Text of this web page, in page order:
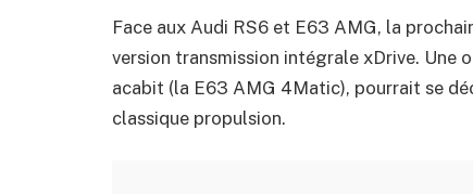
Face aux Audi RS6 et E63 AMG, la
version transmission intégrale xDrive. Une
acabit (la E63 AMG 4Matic), pourrait se
classique propulsion.